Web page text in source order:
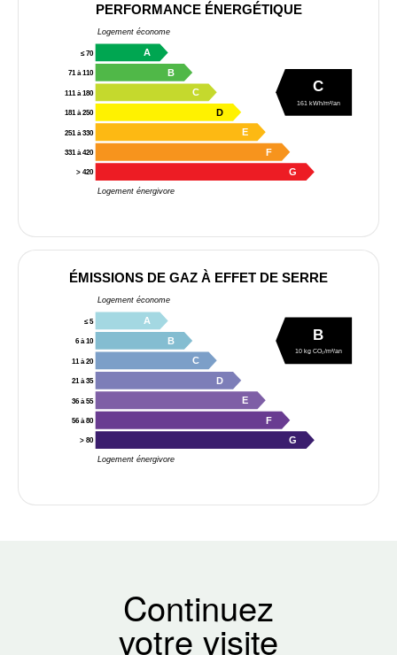
PERFORMANCE ÉNERGÉTIQUE
Logement économe
Logement énergivore
≤ 70 A
71 à 110 B
111 à 180 C
181 à 250 D
251 à 330 E
331 à 420 F
> 420 G
C
161 kWh/m²/an
ÉMISSIONS DE GAZ À EFFET DE SERRE
Logement économe
Logement énergivore
≤ 5 A
6 à 10 B
11 à 20 C
21 à 35 D
36 à 55 E
56 à 80 F
> 80 G
B
10 kg CO₂/m²/an
Continuez
votre visite